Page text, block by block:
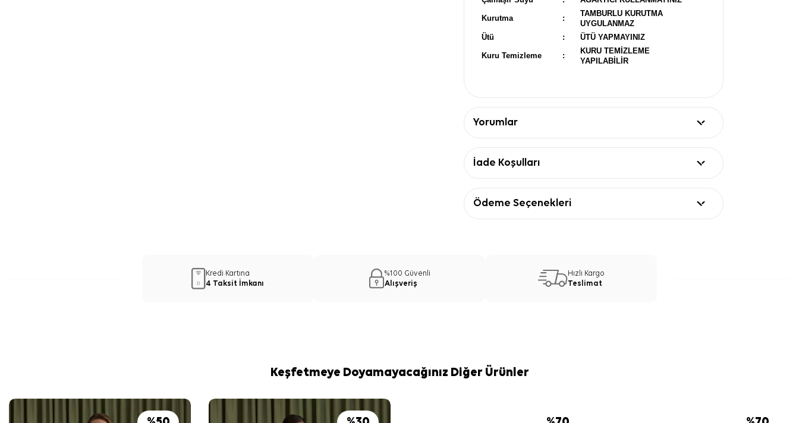
Kurutma :
TAMBURLU KURUTMA
UYGULANMAZ
Ütü
: ÜTÜ YAPMAYINIZ
Kuru Temizleme :
KURU TEMİZLEME
YAPILABİLİR
Yorumlar
İade Koşulları
Ödeme Seçenekleri
Kredi Kartına
4 Taksit İmkanı
%100 Güvenli
Alışveriş
Hızlı Kargo
Teslimat
Keşfetmeye Doyamayacağınız Diğer Ürünler